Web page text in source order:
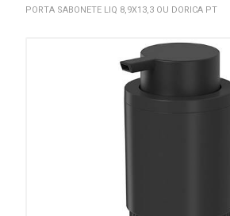
PORTA SABONETE LIQ 8,9X13,3 OU DORICA PT